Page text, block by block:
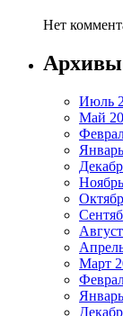
Нет
Архивы
Июль
Май
Март